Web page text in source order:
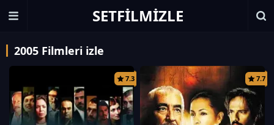
SETFILMIZLE
2005 Filmleri izle
7.3 7.7